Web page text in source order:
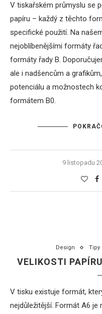
V tiskařském průmyslu se
papíru – každý z těchto
specifické použití. Na
nejoblíbenějšími formáty
formáty řady B.
ale i nadšencům a
potenciálu a možnostech
formátem B0.
9 listopadu
Design Tipy
VELIKOSTI
V tisku existuje formát,
nejdůležitější. Formát A6